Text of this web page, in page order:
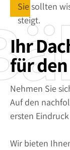
Sie sollten
steigt.
Ihr
für
Nehmen Sie
Auf den
ersten
Wir bieten